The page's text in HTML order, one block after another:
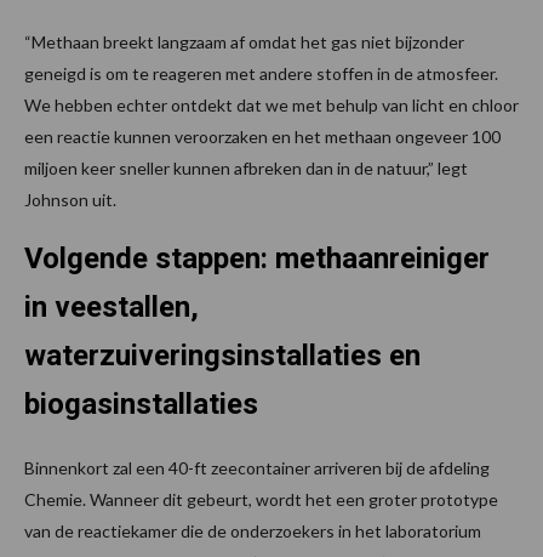
“Methaan breekt langzaam af omdat het gas niet bijzonder
geneigd is om te reageren met andere stoffen in de atmosfeer.
We hebben echter ontdekt dat we met behulp van licht en chloor
een reactie kunnen veroorzaken en het methaan ongeveer 100
miljoen keer sneller kunnen afbreken dan in de natuur,” legt
Johnson uit.
Volgende stappen: methaanreiniger
in veestallen,
waterzuiveringsinstallaties en
biogasinstallaties
Binnenkort zal een 40-ft zeecontainer arriveren bij de afdeling
Chemie. Wanneer dit gebeurt, wordt het een groter prototype
van de reactiekamer die de onderzoekers in het laboratorium